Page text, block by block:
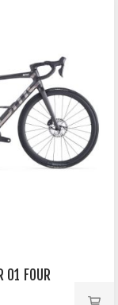
01 FOUR